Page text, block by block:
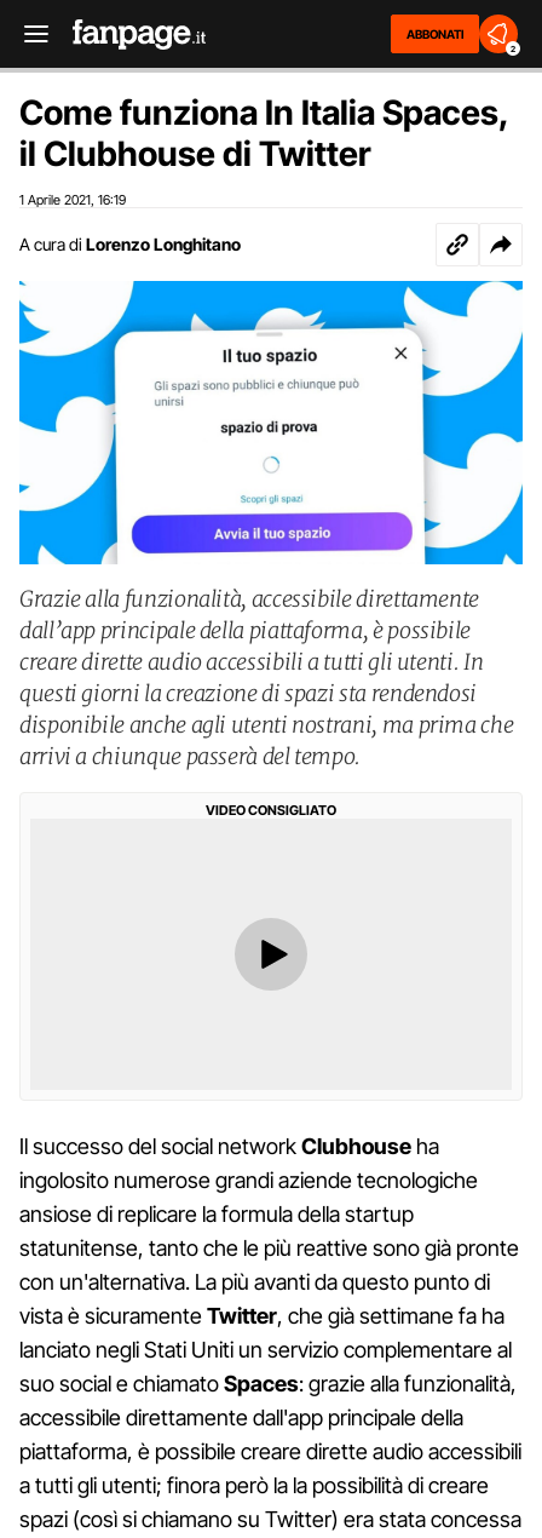
ABBONATI
2
Come funziona In Italia Spaces,
il Clubhouse di Twitter
1 Aprile 2021 16:19
A cura di Lorenzo Longhitano
Grazie alla funzionalità, accessibile direttamente
dall’app principale della piattaforma, è possibile
creare dirette audio accessibili a tutti gli utenti. In
questi giorni la creazione di spazi sta rendendosi
disponibile anche agli utenti nostrani, ma prima che
arrivi a chiunque passerà del tempo.
VIDEO CONSIGLIATO
Il successo del social networkClubhouse ha
ingolosito numerose grandi aziende tecnologiche
ansiose di replicare la formula della startup
statunitense, tanto che le più reattive sono già pronte
con un'alternativa. La più avanti da questo punto di
vista è sicuramenteTwitter, che già settimane fa ha
lanciato negli Stati Uniti un servizio complementare al
suo social e chiamatoSpaces: grazie alla funzionalità,
accessibile direttamente dall'app principale della
piattaforma, è possibile creare dirette audio accessibili
a tutti gli utenti; finora però la la possibilità di creare
spazi (così si chiamano su Twitter) era stata concessa